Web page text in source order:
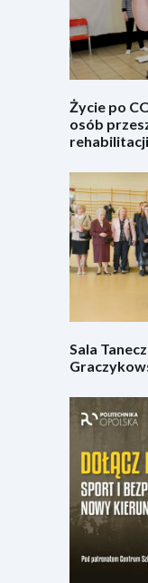
Życie po
osób
rehabilitacji
Sala